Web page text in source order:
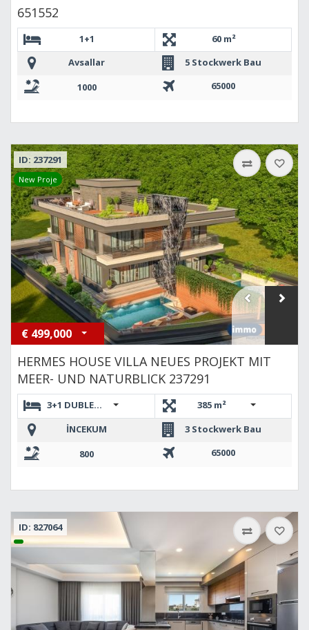
651552
1+1
60 m²
Avsallar
5 Stockwerk Bau
1000
65000
ID: 237291
New Proje
€ 499,000
HERMES HOUSE VILLA NEUES PROJEKT MIT
MEER- UND NATURBLICK 237291
3+1 DUBLEKS,3+1 DUBLEKS
385 m²
İNCEKUM
3 Stockwerk Bau
800
65000
ID: 827064